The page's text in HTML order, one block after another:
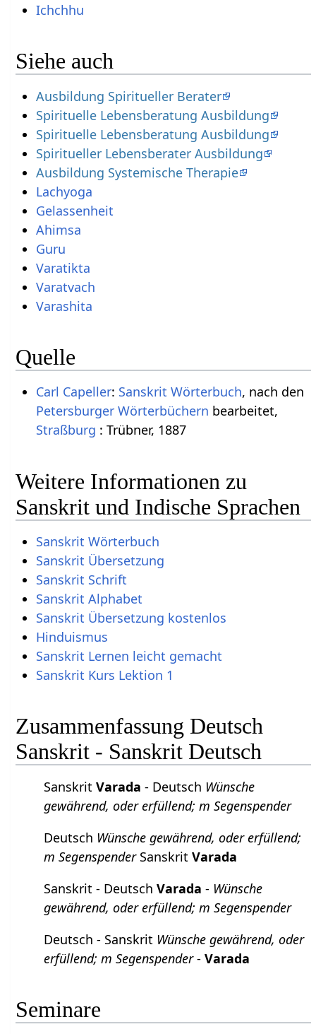
Ichchhu
Siehe auch
Ausbildung Spiritueller Berater
Spirituelle Lebensberatung Ausbildung
Spirituelle Lebensberatung Ausbildung
Spiritueller Lebensberater Ausbildung
Ausbildung Systemische Therapie
Lachyoga
Gelassenheit
Ahimsa
Guru
Varatikta
Varatvach
Varashita
Quelle
Carl Capeller: Sanskrit Wörterbuch, nach den
Petersburger Wörterbüchern bearbeitet,
Straßburg : Trübner, 1887
Weitere Informationen zu
Sanskrit und Indische Sprachen
Sanskrit Wörterbuch
Sanskrit Übersetzung
Sanskrit Schrift
Sanskrit Alphabet
Sanskrit Übersetzung kostenlos
Hinduismus
Sanskrit Lernen leicht gemacht
Sanskrit Kurs Lektion 1
Zusammenfassung Deutsch
Sanskrit - Sanskrit Deutsch
SanskritVarada - Deutsch Wünsche
gewährend, oder erfüllend; m Segenspender
Deutsch Wünsche gewährend, oder erfüllend;
m SegenspenderSanskritVarada
Sanskrit - DeutschVarada - Wünsche
gewährend, oder erfüllend; m Segenspender
Deutsch - Sanskrit Wünsche gewährend, oder
erfüllend; m Segenspender-Varada
Seminare